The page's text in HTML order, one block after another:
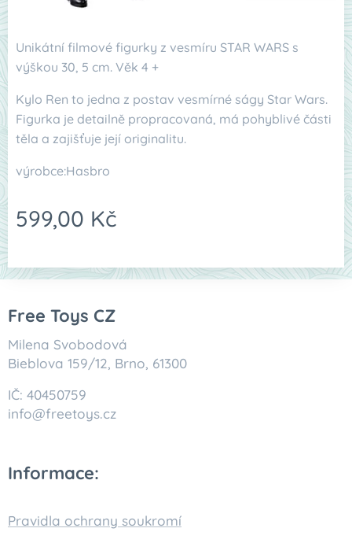
Unikátní filmové figurky z vesmíru STAR WARS s
výškou 30, 5 cm. Věk 4 +
Kylo Ren to jedna z postav vesmírné ságy Star Wars.
Figurka je detailně propracovaná, má pohyblivé části
těla a zajišťuje její originalitu.
výrobce:Hasbro
599,00 Kč
Free Toys CZ
Milena Svobodová
Bieblova 159/12, Brno, 61300
IČ: 40450759
info@freetoys.cz
Informace:
Pravidla ochrany soukromí